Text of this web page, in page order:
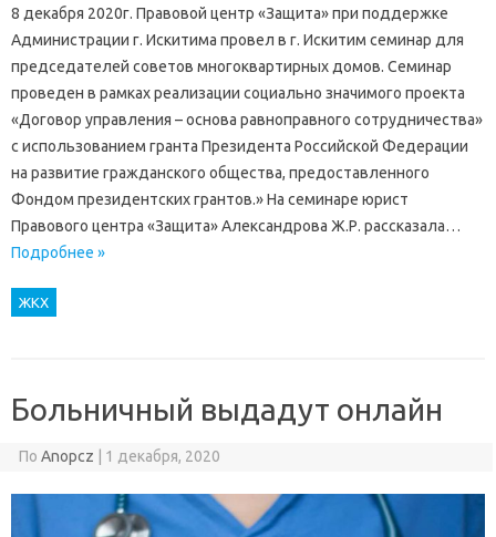
8 декабря 2020г. Правовой центр «Защита» при поддержке
Администрации г. Искитима провел в г. Искитим семинар для
председателей советов многоквартирных домов. Семинар
проведен в рамках реализации социально значимого проекта
«Договор управления – основа равноправного сотрудничества»
с использованием гранта Президента Российской Федерации
на развитие гражданского общества, предоставленного
Фондом президентских грантов.» На семинаре юрист
Правового центра «Защита» Александрова Ж.Р. рассказала…
Подробнее »
ЖКХ
Больничный выдадут онлайн
По Anopcz 1 декабря, 2020